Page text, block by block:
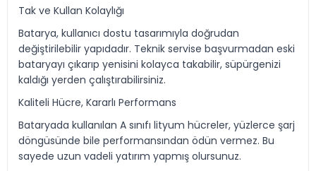
Tak ve Kullan Kolaylığı
Batarya, kullanıcı dostu tasarımıyla doğrudan
değiştirilebilir yapıdadır. Teknik servise başvurmadan eski
bataryayı çıkarıp yenisini kolayca takabilir, süpürgenizi
kaldığı yerden çalıştırabilirsiniz.
Kaliteli Hücre, Kararlı Performans
Bataryada kullanılan A sınıfı lityum hücreler, yüzlerce şarj
döngüsünde bile performansından ödün vermez. Bu
sayede uzun vadeli yatırım yapmış olursunuz.